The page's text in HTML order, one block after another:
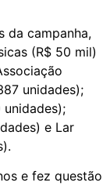
da campanha,
(R$ 50 mil)
unidades);
unidades);
e Lar
e fez questão